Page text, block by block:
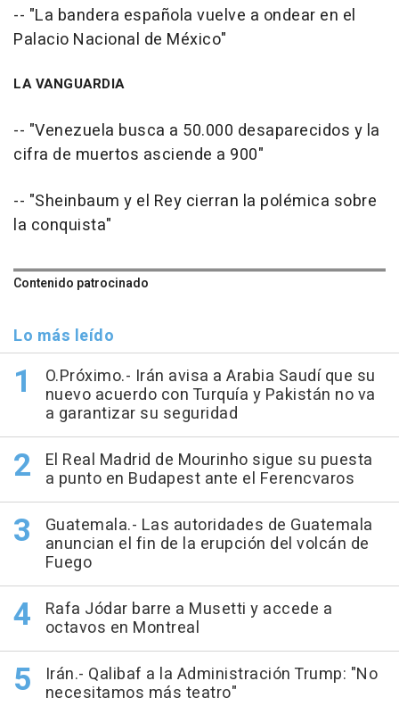
-- "La bandera española vuelve a ondear en el
Palacio Nacional de México"
LA VANGUARDIA
-- "Venezuela busca a 50.000 desaparecidos y la
cifra de muertos asciende a 900"
-- "Sheinbaum y el Rey cierran la polémica sobre
la conquista"
Contenido patrocinado
Lo más leído
O.Próximo.- Irán avisa a Arabia Saudí que su
nuevo acuerdo con Turquía y Pakistán no va
a garantizar su seguridad
El Real Madrid de Mourinho sigue su puesta
a punto en Budapest ante el Ferencvaros
Guatemala.- Las autoridades de Guatemala
anuncian el fin de la erupción del volcán de
Fuego
Rafa Jódar barre a Musetti y accede a
octavos en Montreal
Irán.- Qalibaf a la Administración Trump: "No
necesitamos más teatro"